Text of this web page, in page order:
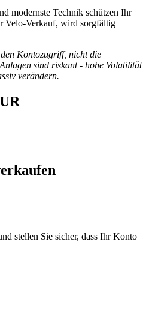
modernste Technik schützen Ihr
Velo-Verkauf, wird sorgfältig
Kontozugriff, nicht die
sind riskant - hohe Volatilität
verändern.
stellen Sie sicher, dass Ihr Konto